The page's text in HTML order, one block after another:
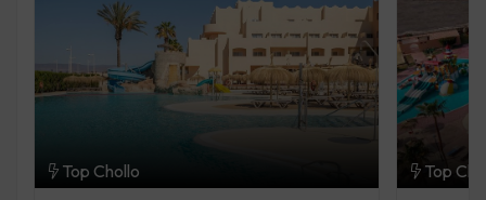
Top Chollo Top